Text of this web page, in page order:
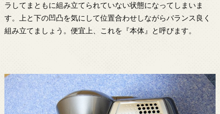
ラしてまともに組み立てられていない状態になってしまいま
す。上と下の凹凸を気にして位置合わせしながらバランス良く
組み立てましょう。便宜上、これを『本体』と呼びます。